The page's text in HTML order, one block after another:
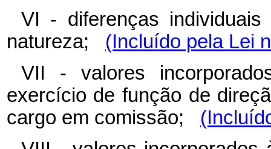
VI - diferenças
natureza; (Incluído pela Lei
VII - valores
exercício de função de
cargo em comissão;